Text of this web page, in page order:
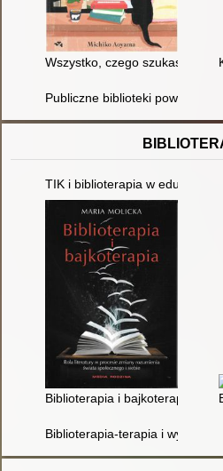
Wszystko, czego szukasz,
Publiczne biblioteki
TIK i biblioterapia w edukacji
Biblioterapia i bajkoterapia :
Biblioterapia-terapia i